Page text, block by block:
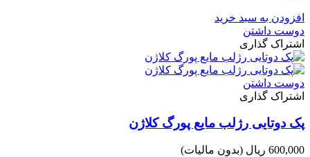
افزودن به سبد خرید
دوست داشتن
اشتراک گذاری
دوست داشتن
اشتراک گذاری
پک دوتایی رژلب مایع پورگ کلاژن
600,000 ریال (بدون مالیات)